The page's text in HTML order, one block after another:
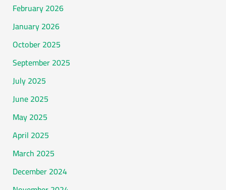
February 2026
January 2026
October 2025
September 2025
July 2025
June 2025
May 2025
April 2025
March 2025
December 2024